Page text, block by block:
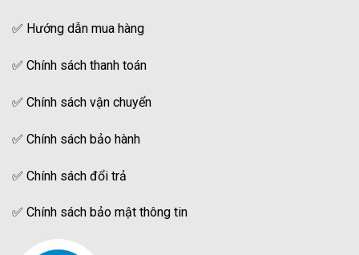
✅ Hướng dẫn mua hàng
✅ Chính sách thanh toán
✅ Chính sách vận chuyển
✅ Chính sách bảo hành
✅ Chính sách đổi trả
✅ Chính sách bảo mật thông tin